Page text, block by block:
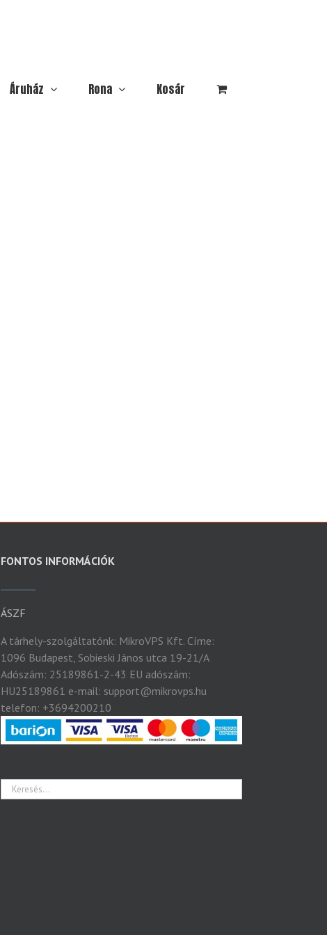
Áruház Rona Kosár
FONTOS INFORMÁCIÓK
ÁSZF
A tárhely-szolgáltatónk: MikroVPS Kft. Címe:
1096 Budapest, Sobieski János utca 19-21/A
Adószám: 25189861-2-43 EU adószám:
HU25189861 e-mail: support@mikrovps.hu
telefon: +3694200210